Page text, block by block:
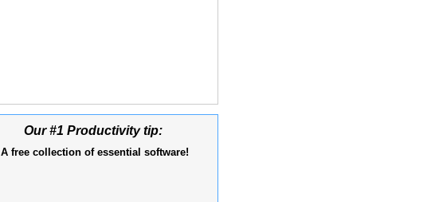
Our #1 Productivity tip:
A free collection of essential software!